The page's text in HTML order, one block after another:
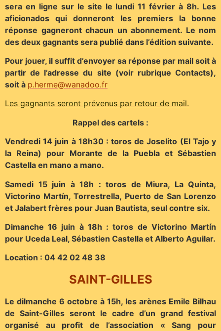
sera en ligne sur le site le lundi 11 février à 8h. Les
aficionados qui donneront les premiers la bonne
réponse gagneront chacun un abonnement. Le nom
des deux gagnants sera publié dans l’édition suivante.
Pour jouer, il suffit d’envoyer sa réponse par mail soit à
partir de l’adresse du site (voir rubrique Contacts),
soit à p.herme@wanadoo.fr
Les gagnants seront prévenus par retour de mail.
Rappel des cartels :
Vendredi 14 juin à 18h30 : toros de Joselito (El Tajo y
la Reina) pour Morante de la Puebla et Sébastien
Castella en mano a mano.
Samedi 15 juin à 18h : toros de Miura, La Quinta,
Victorino Martín, Torrestrella, Puerto de San Lorenzo
et Jalabert frères pour Juan Bautista, seul contre six.
Dimanche 16 juin à 18h : toros de Victorino Martín
pour Uceda Leal, Sébastien Castella et Alberto Aguilar.
Location : 04 42 02 48 38
SAINT-GILLES
Le dilmanche 6 octobre à 15h, les arènes Emile Bilhau
de Saint-Gilles seront le cadre d’un grand festival
organisé au profit de l’association « Sang pour